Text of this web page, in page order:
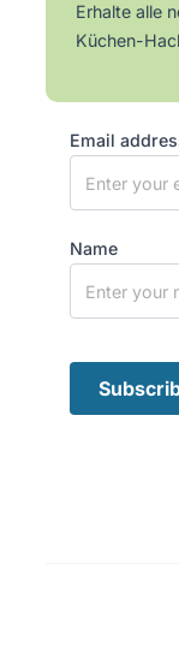
Erhalte alle
Küchen-
Email
Name